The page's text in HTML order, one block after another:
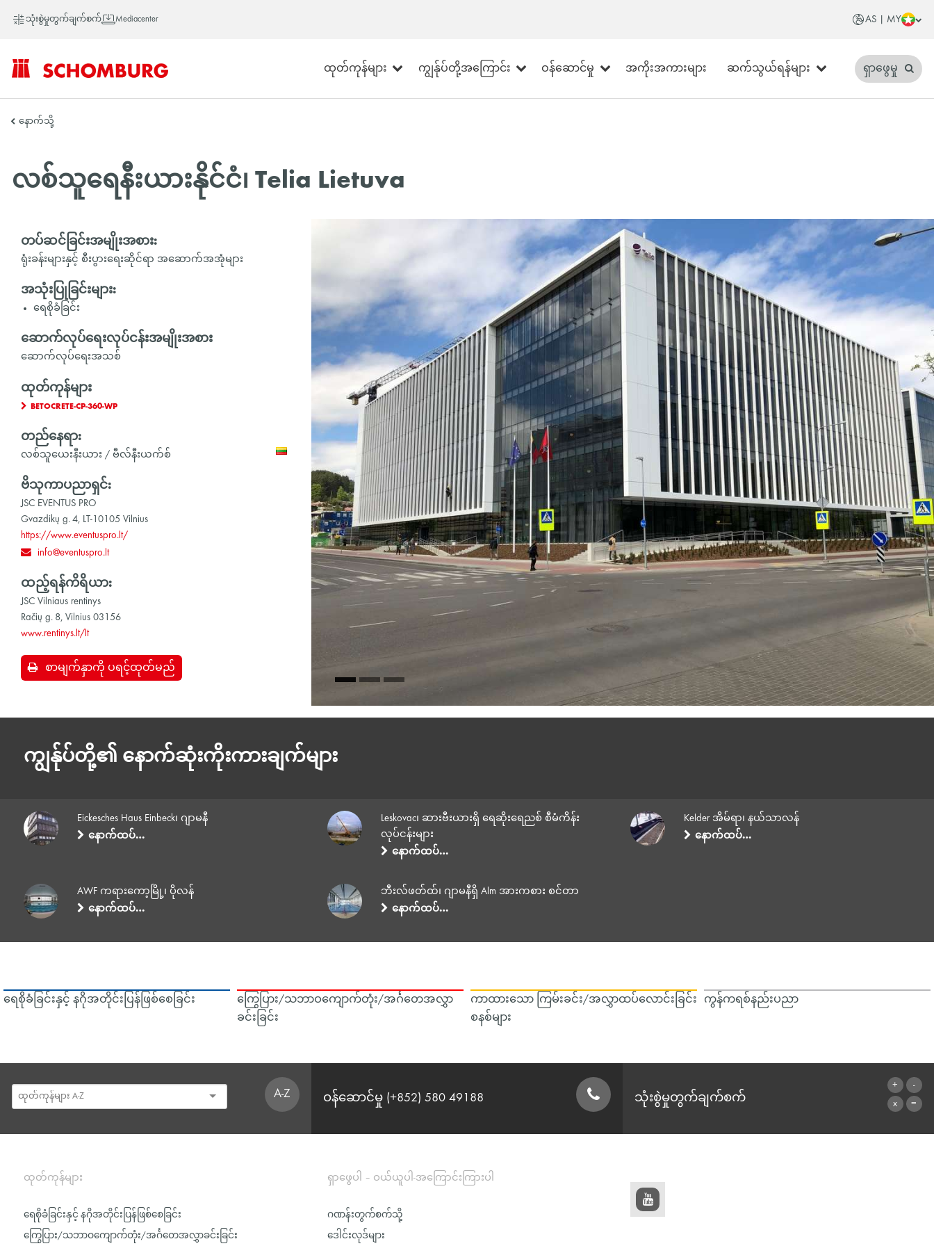
သုံးစွဲမှုတွက်ချက်စက် Mediacenter AS | MY
SCHOMBURG
ထုတ်ကုန်များ ကျွန်ုပ်တို့အကြောင်း ဝန်ဆောင်မှု အကိုးအကားများ ဆက်သွယ်ရန်များ ရှာဖွေမှု
နောက်သို့
လစ်သူရေနီးယားနိုင်ငံ၊ Telia Lietuva
တပ်ဆင်ခြင်းအမျိုးအစား:
ရုံးခန်းများနှင့် စီးပွားရေးဆိုင်ရာ အဆောက်အအုံများ
အသုံးပြုခြင်းများ:
ရေစိုခံခြင်း
ဆောက်လုပ်ရေးလုပ်ငန်းအမျိုးအစား
ဆောက်လုပ်ရေးအသစ်
ထုတ်ကုန်များ
BETOCRETE-CP-360-WP
တည်နေရာ:
လစ်သူယေးနီးယား / ဗီလ်နီးယက်စ်
ဗိသုကာပညာရှင်:
JSC EVENTUS PRO
Gvazdikų g. 4, LT-10105 Vilnius
https://www.eventuspro.lt/
info@eventuspro.lt
ထည့်ရန်ကိရိယာ:
JSC Vilniaus rentinys
Račių g. 8, Vilnius 03156
www.rentinys.lt/lt
စာမျက်နှာကို ပရင့်ထုတ်မည်
ကျွန်ုပ်တို့၏ နောက်ဆုံးကိုးကားချက်များ
Eickesches Haus Einbeck၊ ဂျာမနီ
နောက်ထပ်…
Leskovac၊ ဆားဗီးယားရှိ ရေဆိုးရေညစ် စီမံကိန်း
လုပ်ငန်းများ
နောက်ထပ်…
Kelder အိမ်ရာ၊ နယ်သာလန်
နောက်ထပ်…
AWF ကရားကော့မြို့၊ ပိုလန်
နောက်ထပ်…
ဘီးလ်ဖတ်ထ်၊ ဂျာမနီရှိ Alm အားကစား စင်တာ
နောက်ထပ်…
ရေစိုခံခြင်းနှင့် နဂိုအတိုင်းပြန်ဖြစ်စေခြင်း
ကြွေပြား/သဘာဝကျောက်တုံး/အင်္ဂတေအလွှာ
ခင်းခြင်း
ကာထားသော ကြမ်းခင်း/အလွှာထပ်လောင်းခြင်း
စနစ်များ
ကွန်ကရစ်နည်းပညာ
A-Z ဝန်ဆောင်မှု (+852) 580 49188
ဆက်သွယ်ရန်ဖောင်
သုံးစွဲမှုတွက်ချက်စက်
ထုတ်ကုန်များ
ရေစိုခံခြင်းနှင့် နဂိုအတိုင်းပြန်ဖြစ်စေခြင်း
ကြွေပြား/သဘာဝကျောက်တုံး/အင်္ဂတေအလွှာခင်းခြင်း
ရှာဖွေပါ – ဝယ်ယူပါ-အကြောင်းကြားပါ
ဂဏန်းတွက်စက်သို့
ဒေါင်းလုဒ်များ